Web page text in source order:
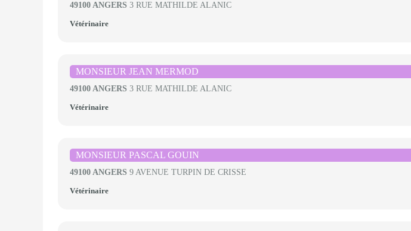
49100 ANGERS 3 RUE MATHILDE ALANIC
Vétérinaire
MONSIEUR JEAN MERMOD
49100 ANGERS 3 RUE MATHILDE ALANIC
Vétérinaire
MONSIEUR PASCAL GOUIN
49100 ANGERS 9 AVENUE TURPIN DE CRISSE
Vétérinaire